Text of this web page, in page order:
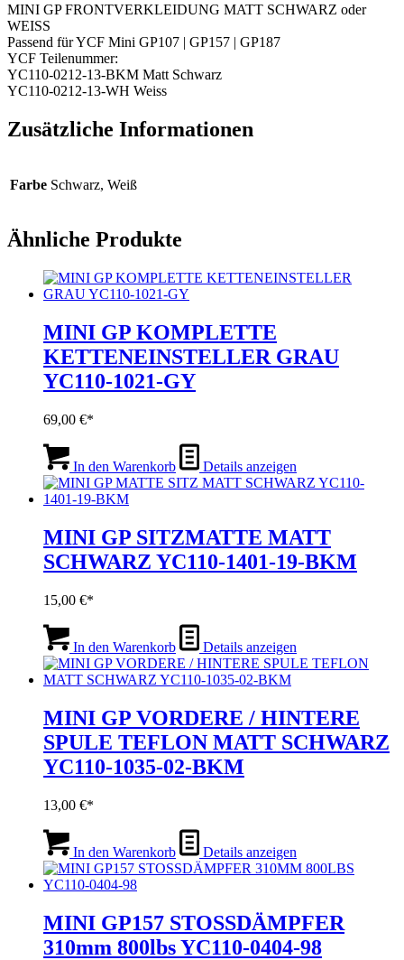
MINI GP FRONTVERKLEIDUNG MATT SCHWARZ oder
WEISS
Passend für YCF Mini GP107 | GP157 | GP187
YCF Teilenummer:
YC110-0212-13-BKM Matt Schwarz
YC110-0212-13-WH Weiss
Zusätzliche Informationen
Farbe Schwarz, Weiß
Ähnliche Produkte
MINI GP KOMPLETTE
KETTENEINSTELLER GRAU
YC110-1021-GY
69,00 €
In den Warenkorb Details anzeigen
MINI GP SITZMATTE MATT
SCHWARZ YC110-1401-19-BKM
15,00 €
In den Warenkorb Details anzeigen
MINI GP VORDERE / HINTERE
SPULE TEFLON MATT SCHWARZ
YC110-1035-02-BKM
13,00 €
In den Warenkorb Details anzeigen
MINI GP157 STOSSDÄMPFER
310mm 800lbs YC110-0404-98